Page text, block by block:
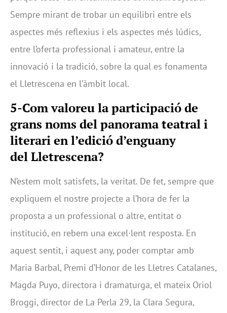
Sempre mirant de trobar un equilibri entre els
aspectes més reflexius i els aspectes més lúdics,
entre l’oferta professional i amateur, entre la
innovació i la tradició, sobre la qual es fonamenta
el Lletrescena en l’àmbit local.
5-Com valoreu la participació de
grans noms del panorama teatral i
literari en l’edició d’enguany
del Lletrescena?
N’estem molt satisfets, la veritat. De fet, sempre que
expliquem el nostre projecte a l’hora de fer la
proposta a un professional o altre, entitat o
institució, en rebem una excel·lent resposta. En
aquest sentit, i aquest any, poder comptar amb
Maria Barbal, Premi d’Honor de les Lletres Catalanes,
Magda Puyo, directora i dramaturga, el mateix Oriol
Broggi, director de La Perla 29, la Clara Segura,